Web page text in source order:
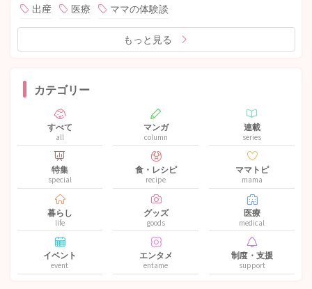
出産
医療 ママの体験談
もっと見る
カテゴリー
すべて
all
マンガ
column
連載
series
特集
special
食・レシピ
recipe
ママトピ
mama
暮らし
life
グッズ
goods
医療
medical
イベント
event
エンタメ
entame
制度・支援
support